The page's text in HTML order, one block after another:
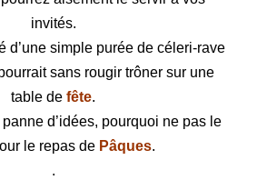
invités.
d’une simple purée de céleri-rave
sans rougir trôner sur une
table defête.
d’idées, pourquoi ne pas le
le repas de Pâques.
.